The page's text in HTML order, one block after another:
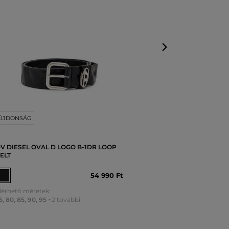
DIESEL OVAL D LOGO B-1DR LOOP
54 990 Ft
méretek:
, 80, 85, 90, 95 +2 további